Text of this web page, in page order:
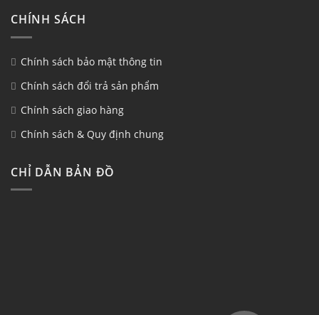
CHÍNH SÁCH
Chính sách bảo mật thông tin
Chính sách đổi trả sản phẩm
Chính sách giao hàng
Chính sách & Quy định chung
CHỈ DẪN BẢN ĐỒ